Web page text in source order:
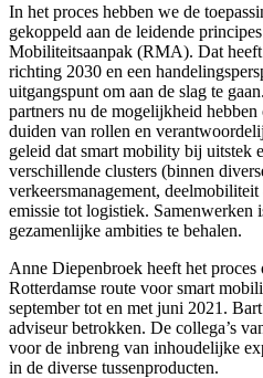
In het proces hebben we de
gekoppeld aan de leidende
Mobiliteitsaanpak (RMA). Dat
richting 2030 en een
uitgangspunt om aan de slag te
partners nu de mogelijkheid
duiden van rollen en
geleid dat smart mobility bij uitstek
verschillende clusters (binnen
verkeersmanagement,
emissie tot logistiek. Samenwerken
gezamenlijke ambities te behalen.
Anne Diepenbroek heeft het proces
Rotterdamse route voor smart
september tot en met juni 2021.
adviseur betrokken. De collega’s
voor de inbreng van inhoudelijke
in de diverse tussenproducten.